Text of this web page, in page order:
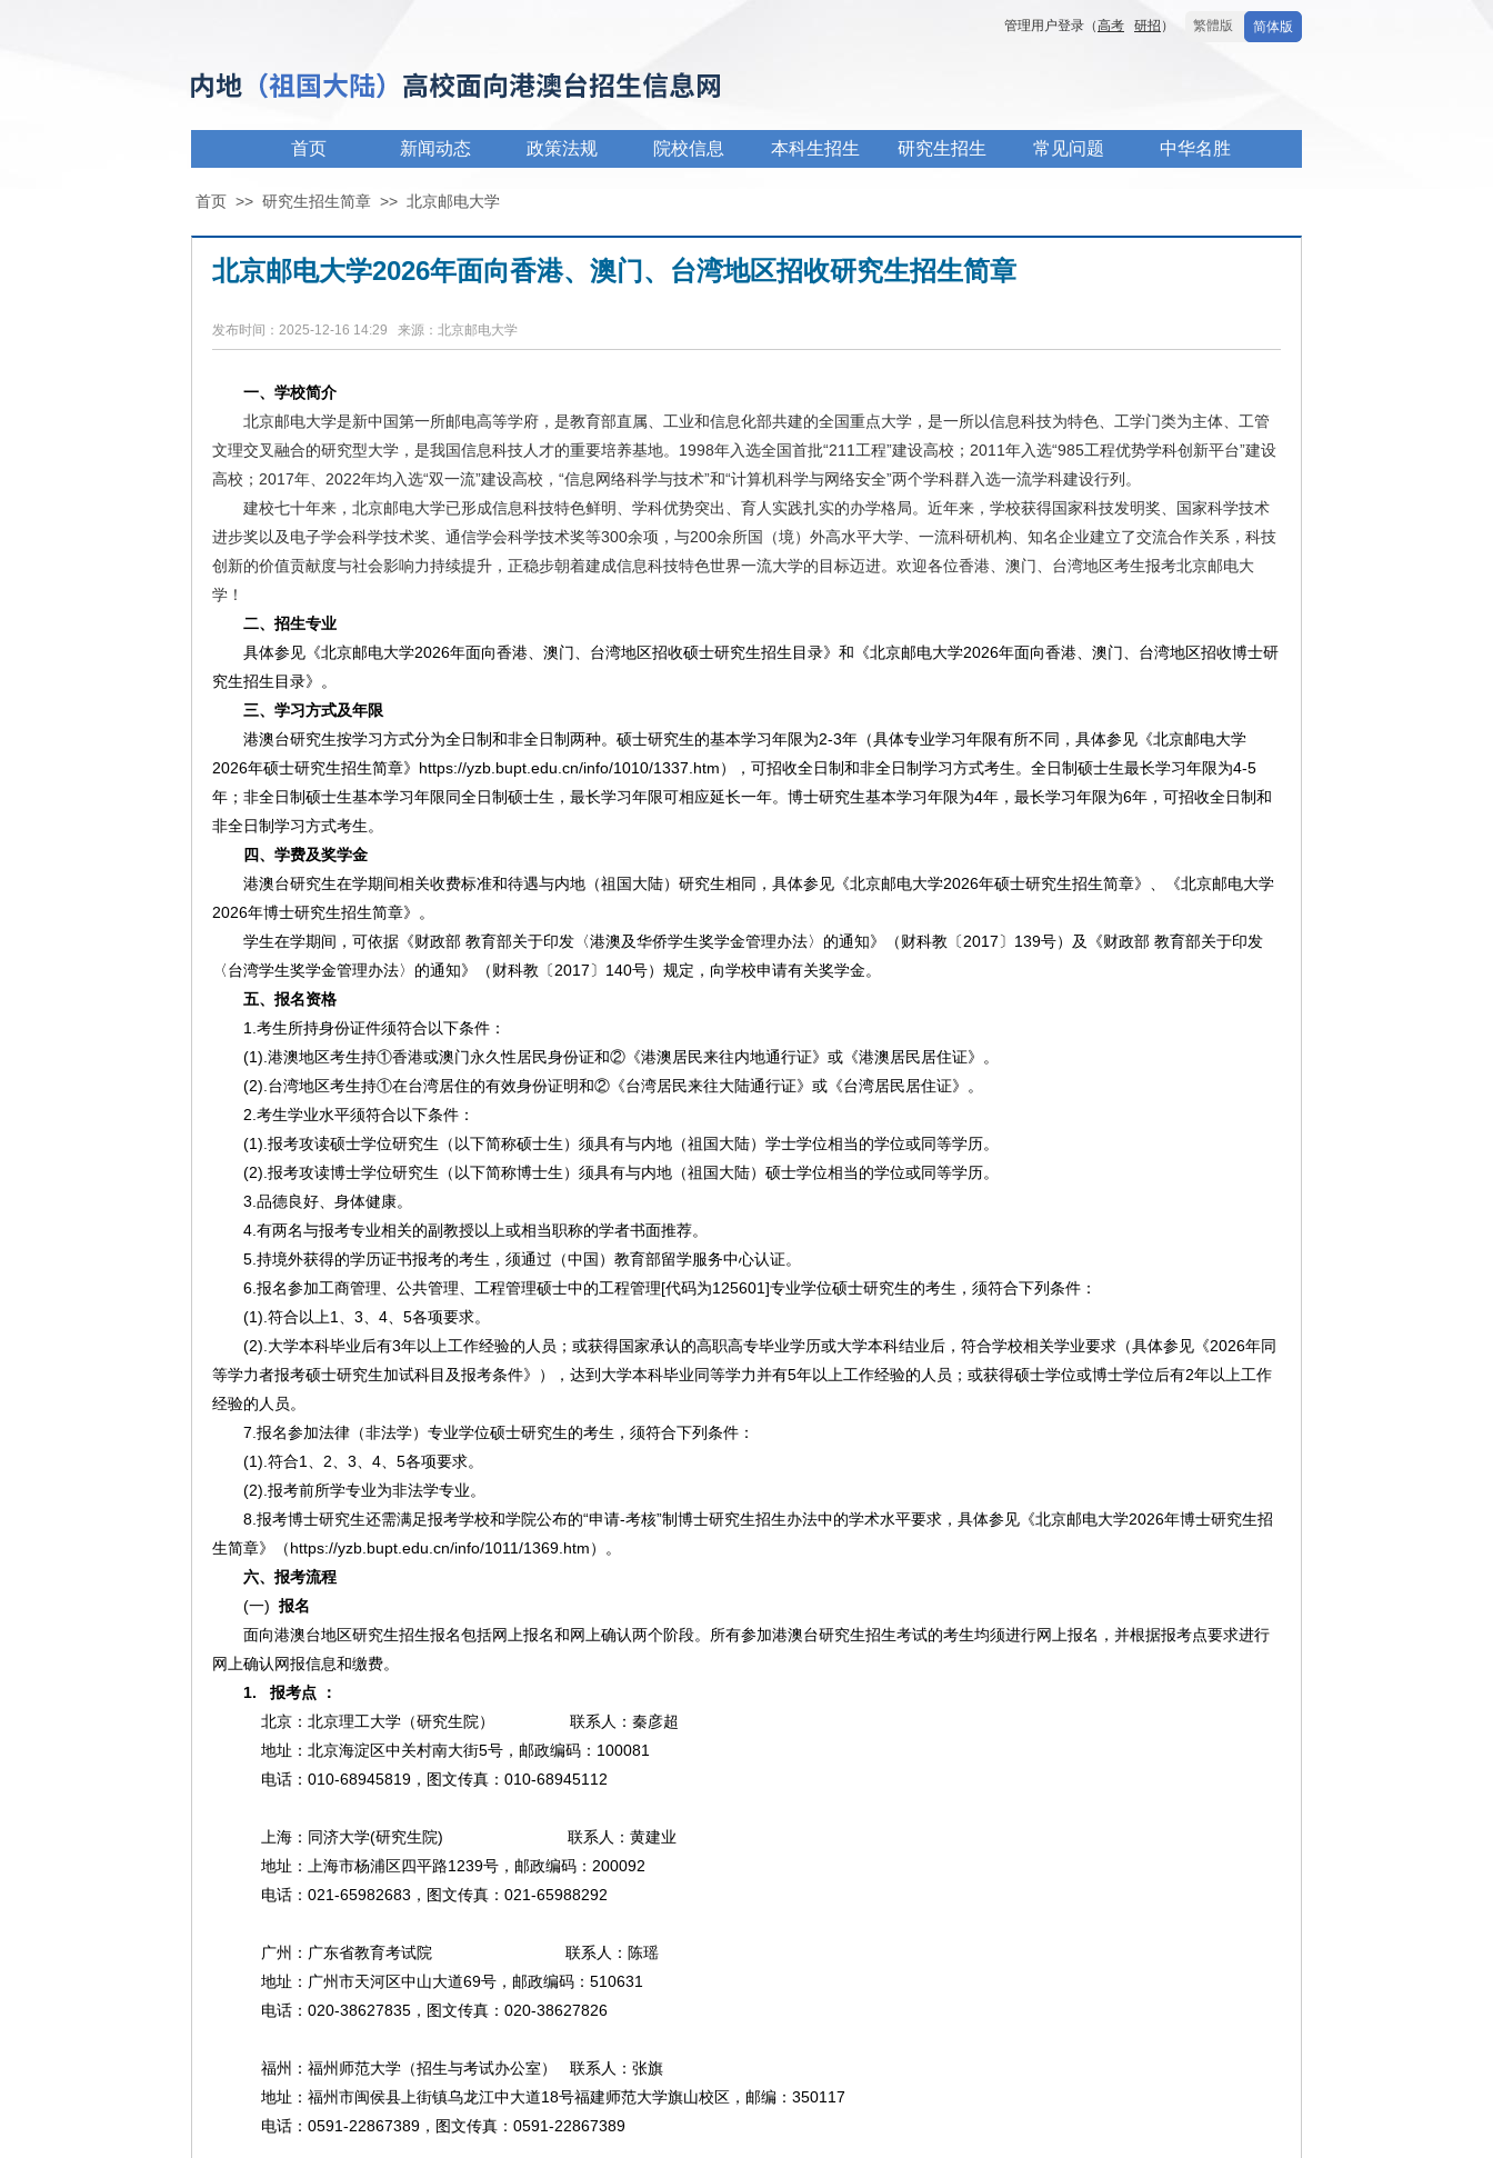
简体版
繁體版
管理用户登录（高考 研招 ）
首页 新闻动态 政策法规 院校信息 本科生招生 研究生招生 常见问题 中华名胜
首页 >> 研究生招生简章 >> 北京邮电大学
北京邮电大学2026年面向香港、澳门、台湾地区招收研究生招生简章
发布时间：2025-12-16 14:29 来源：北京邮电大学
一、学校简介
北京邮电大学是新中国第一所邮电高等学府，是教育部直属、工业和信息化部共建的全国重点大学，是一所以信息科技为特色、工学门类为主体、工管
文理交叉融合的研究型大学，是我国信息科技人才的重要培养基地。1998年入选全国首批“211工程”建设高校；2011年入选“985工程优势学科创新平台”建设
高校；2017年、2022年均入选“双一流”建设高校，“信息网络科学与技术”和“计算机科学与网络安全”两个学科群入选一流学科建设行列。
建校七十年来，北京邮电大学已形成信息科技特色鲜明、学科优势突出、育人实践扎实的办学格局。近年来，学校获得国家科技发明奖、国家科学技术
进步奖以及电子学会科学技术奖、通信学会科学技术奖等300余项，与200余所国（境）外高水平大学、一流科研机构、知名企业建立了交流合作关系，科技
创新的价值贡献度与社会影响力持续提升，正稳步朝着建成信息科技特色世界一流大学的目标迈进。欢迎各位香港、澳门、台湾地区考生报考北京邮电大
学！
二、招生专业
具体参见《北京邮电大学2026年面向香港、澳门、台湾地区招收硕士研究生招生目录》和《北京邮电大学2026年面向香港、澳门、台湾地区招收博士研
究生招生目录》。
三、学习方式及年限
港澳台研究生按学习方式分为全日制和非全日制两种。硕士研究生的基本学习年限为2-3年（具体专业学习年限有所不同，具体参见《北京邮电大学
2026年硕士研究生招生简章》https://yzb.bupt.edu.cn/info/1010/1337.htm），可招收全日制和非全日制学习方式考生。全日制硕士生最长学习年限为4-5
年；非全日制硕士生基本学习年限同全日制硕士生，最长学习年限可相应延长一年。博士研究生基本学习年限为4年，最长学习年限为6年，可招收全日制和
非全日制学习方式考生。
四、学费及奖学金
港澳台研究生在学期间相关收费标准和待遇与内地（祖国大陆）研究生相同，具体参见《北京邮电大学2026年硕士研究生招生简章》、《北京邮电大学
2026年博士研究生招生简章》。
学生在学期间，可依据《财政部 教育部关于印发〈港澳及华侨学生奖学金管理办法〉的通知》（财科教〔2017〕139号）及《财政部 教育部关于印发
〈台湾学生奖学金管理办法〉的通知》（财科教〔2017〕140号）规定，向学校申请有关奖学金。
五、报名资格
1.考生所持身份证件须符合以下条件：
(1).港澳地区考生持①香港或澳门永久性居民身份证和②《港澳居民来往内地通行证》或《港澳居民居住证》。
(2).台湾地区考生持①在台湾居住的有效身份证明和②《台湾居民来往大陆通行证》或《台湾居民居住证》。
2.考生学业水平须符合以下条件：
(1).报考攻读硕士学位研究生（以下简称硕士生）须具有与内地（祖国大陆）学士学位相当的学位或同等学历。
(2).报考攻读博士学位研究生（以下简称博士生）须具有与内地（祖国大陆）硕士学位相当的学位或同等学历。
3.品德良好、身体健康。
4.有两名与报考专业相关的副教授以上或相当职称的学者书面推荐。
5.持境外获得的学历证书报考的考生，须通过（中国）教育部留学服务中心认证。
6.报名参加工商管理、公共管理、工程管理硕士中的工程管理[代码为125601]专业学位硕士研究生的考生，须符合下列条件：
(1).符合以上1、3、4、5各项要求。
(2).大学本科毕业后有3年以上工作经验的人员；或获得国家承认的高职高专毕业学历或大学本科结业后，符合学校相关学业要求（具体参见《2026年同
等学力者报考硕士研究生加试科目及报考条件》），达到大学本科毕业同等学力并有5年以上工作经验的人员；或获得硕士学位或博士学位后有2年以上工作
经验的人员。
7.报名参加法律（非法学）专业学位硕士研究生的考生，须符合下列条件：
(1).符合1、2、3、4、5各项要求。
(2).报考前所学专业为非法学专业。
8.报考博士研究生还需满足报考学校和学院公布的“申请-考核”制博士研究生招生办法中的学术水平要求，具体参见《北京邮电大学2026年博士研究生招
生简章》（https://yzb.bupt.edu.cn/info/1011/1369.htm）。
六、报考流程
(一) 报名
面向港澳台地区研究生招生报名包括网上报名和网上确认两个阶段。所有参加港澳台研究生招生考试的考生均须进行网上报名，并根据报考点要求进行
网上确认网报信息和缴费。
1. 报考点 ：
北京：北京理工大学（研究生院） 联系人：秦彦超
地址：北京海淀区中关村南大街5号，邮政编码：100081
电话：010-68945819，图文传真：010-68945112
上海：同济大学(研究生院) 联系人：黄建业
地址：上海市杨浦区四平路1239号，邮政编码：200092
电话：021-65982683，图文传真：021-65988292
广州：广东省教育考试院 联系人：陈瑶
地址：广州市天河区中山大道69号，邮政编码：510631
电话：020-38627835，图文传真：020-38627826
福州：福州师范大学（招生与考试办公室） 联系人：张旗
地址：福州市闽侯县上街镇乌龙江中大道18号福建师范大学旗山校区，邮编：350117
电话：0591-22867389，图文传真：0591-22867389